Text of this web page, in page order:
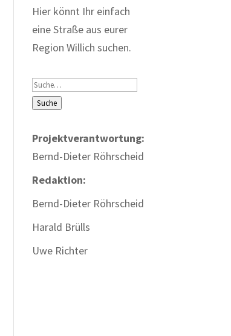
Hier könnt Ihr einfach
eine Straße aus eurer
Region Willich suchen.
Suche
Suche
Projektverantwortung:
Bernd-Dieter Röhrscheid
Redaktion:
Bernd-Dieter Röhrscheid
Harald Brülls
Uwe Richter